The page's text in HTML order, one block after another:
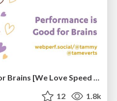
Performance Is Good for Brains [We Love Speed 2024]
12 1.8k